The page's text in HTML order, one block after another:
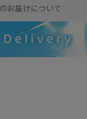
お届けについて